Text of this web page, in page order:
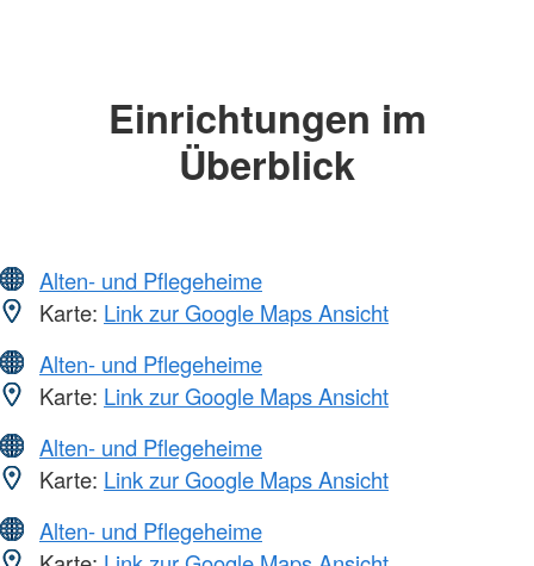
Einrichtungen im
Überblick
Alten- und Pflegeheime
Karte: Link zur Google Maps Ansicht
Alten- und Pflegeheime
Karte: Link zur Google Maps Ansicht
Alten- und Pflegeheime
Karte: Link zur Google Maps Ansicht
Alten- und Pflegeheime